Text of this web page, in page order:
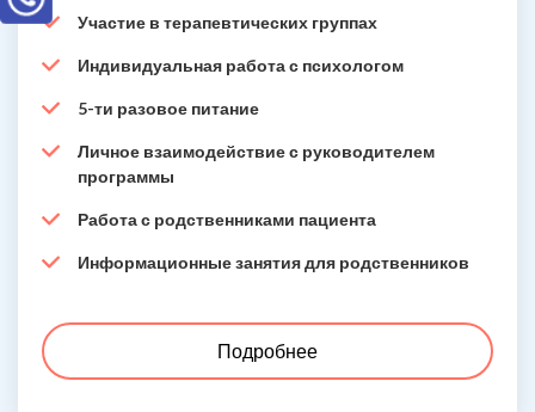
Участие в терапевтических группах
Индивидуальная работа с психологом
5-ти разовое питание
Личное взаимодействие с руководителем
программы
Работа с родственниками пациента
Информационные занятия для родственников
Подробнее